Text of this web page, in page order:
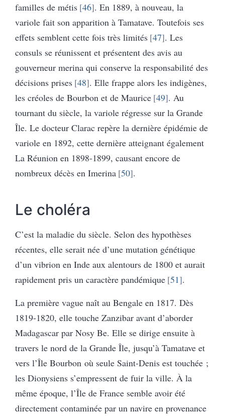
familles de métis 46 . En 1889, à nouveau, la
variole fait son apparition à Tamatave. Toutefois ses
effets semblent cette fois très limités 47 . Les
consuls se réunissent et présentent des avis au
gouverneur merina qui conserve la responsabilité des
décisions prises 48 . Elle frappe alors les indigènes,
les créoles de Bourbon et de Maurice 49 . Au
tournant du siècle, la variole régresse sur la Grande
Île. Le docteur Clarac repère la dernière épidémie de
variole en 1892, cette dernière atteignant également
La Réunion en 1898-1899, causant encore de
nombreux décès en Imerina 50 .
Le choléra
C’est la maladie du siècle. Selon des hypothèses
récentes, elle serait née d’une mutation génétique
d’un vibrion en Inde aux alentours de 1800 et aurait
rapidement pris un caractère pandémique 51 .
La première vague naît au Bengale en 1817. Dès
1819-1820, elle touche Zanzibar avant d’aborder
Madagascar par Nosy Be. Elle se dirige ensuite à
travers le nord de la Grande Île, jusqu’à Tamatave et
vers l’Île Bourbon où seule Saint-Denis est touchée ;
les Dionysiens s’empressent de fuir la ville. À la
même époque, l’Île de France semble avoir été
directement contaminée par un navire en provenance